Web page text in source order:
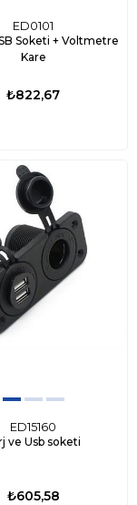
ED0101
Soketi + Voltmetre
Kare
₺822,67
ED15160
ve Usb soketi
₺605,58